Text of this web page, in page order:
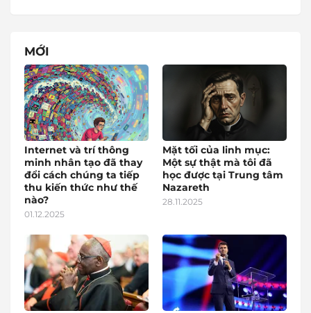
MỚI
Internet và trí thông
minh nhân tạo đã thay
đổi cách chúng ta tiếp
thu kiến thức như thế
nào?
01.12.2025
Mặt tối của linh mục:
Một sự thật mà tôi đã
học được tại Trung tâm
Nazareth
28.11.2025